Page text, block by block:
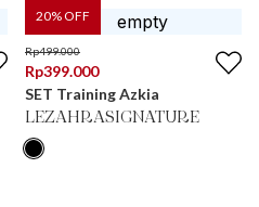
20% OFF
Rp499.000
Rp399.000
SET Training Azkia
LEZAHRASIGNATURE